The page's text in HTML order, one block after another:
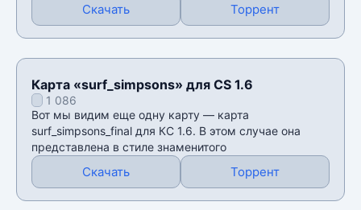
Скачать Торрент
Карта «surf_simpsons» для CS 1.6
1 086
Вот мы видим еще одну карту — карта
surf_simpsons_final для КС 1.6. В этом случае она
представлена в стиле знаменитого
Скачать Торрент